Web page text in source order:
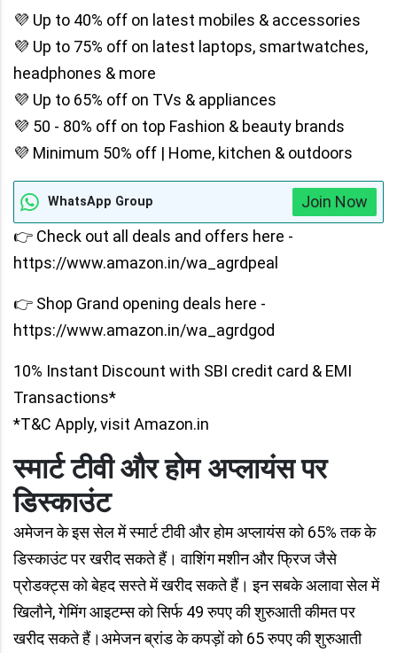
💜 Up to 40% off on latest mobiles & accessories
💜 Up to 75% off on latest laptops, smartwatches,
headphones & more
💜 Up to 65% off on TVs & appliances
💜 50 - 80% off on top Fashion & beauty brands
💜 Minimum 50% off | Home, kitchen & outdoors
WhatsApp Group
Join Now
👉 Check out all deals and offers here -
https://www.amazon.in/wa_agrdpeal
👉 Shop Grand opening deals here -
https://www.amazon.in/wa_agrdgod
10% Instant Discount with SBI credit card & EMI
Transactions*
*T&C Apply, visit Amazon.in
स्मार्ट टीवी और होम अप्लायंस पर
डिस्काउंट
अमेजन के इस सेल में स्मार्ट टीवी और होम अप्लायंस को 65% तक के
डिस्काउंट पर खरीद सकते हैं। वाशिंग मशीन और फ्रिज जैसे
प्रोडक्ट्स को बेहद सस्ते में खरीद सकते हैं। इन सबके अलावा सेल में
खिलौने, गेमिंग आइटम्स को सिर्फ 49 रुपए की शुरुआती कीमत पर
खरीद सकते हैं।अमेजन ब्रांड के कपड़ों को 65 रुपए की शुरुआती